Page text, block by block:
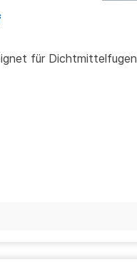
für Dichtmittelfugen